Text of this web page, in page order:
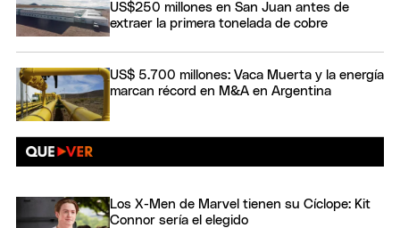
US$250 millones en San Juan antes de
extraer la primera tonelada de cobre
US$ 5.700 millones: Vaca Muerta y la energía
marcan récord en M&A en Argentina
Los X-Men de Marvel tienen su Cíclope: Kit
Connor sería el elegido